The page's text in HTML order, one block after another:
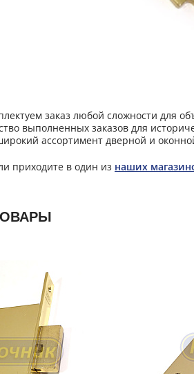
заказ любой сложности для
выполненных заказов для
ассортимент дверной и
приходите в один из наших